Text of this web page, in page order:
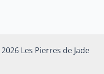
Les Pierres de Jade